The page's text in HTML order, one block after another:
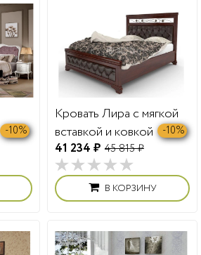
-10%
Кровать Лира с мягкой
вставкой и ковкой
41 234 ₽ 45 815 ₽
-10%
В КОРЗИНУ